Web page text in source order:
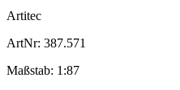
Artitec
ArtNr: 387.571
Maßstab: 1:87